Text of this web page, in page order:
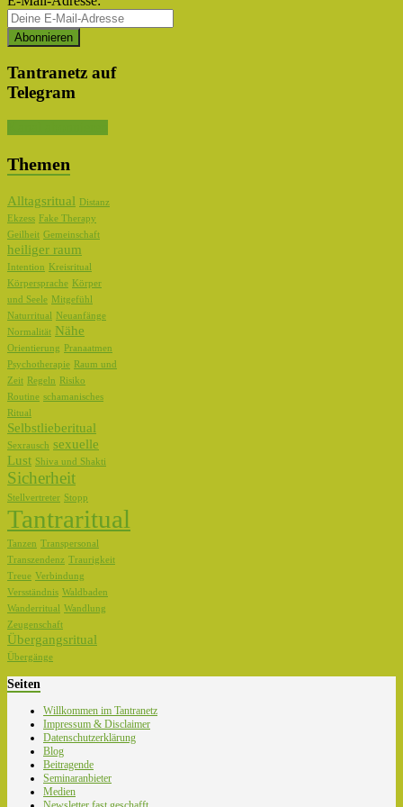
Tantranetz auf
Telegram
Themen
Alltagsritual
Distanz
Ekzess Fake Therapy
Geilheit Gemeinschaft
heiliger raum
Intention
Kreisritual
Körpersprache Körper
und Seele Mitgefühl
Naturritual
Neuanfänge
Normalität Nähe
Orientierung
Pranaatmen
Psychotherapie Raum und
Zeit Regeln
Risiko
Routine schamanisches
Ritual
Selbstlieberitual
Sexrausch sexuelle
Lust Shiva und Shakti
Sicherheit
Stellvertreter Stopp
Tantraritual
Tanzen Transpersonal
Transzendenz Traurigkeit
Treue Verbindung
Versständnis Waldbaden
Wanderritual Wandlung
Zeugenschaft
Übergangsritual
Übergänge
Seiten
Willkommen im Tantranetz
Impressum & Disclaimer
Datenschutzerklärung
Blog
Beitragende
Seminaranbieter
Medien